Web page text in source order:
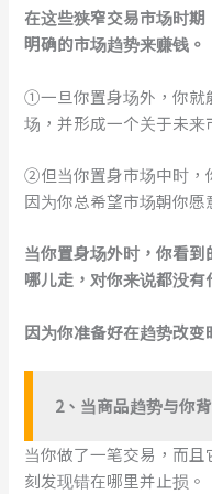
在这些狭窄交易市场时
明确的市场趋势来赚钱。
①一旦你置身场外，你就
场，并形成一个关于未来
②但当你置身市场中时，
因为你总希望市场朝你愿
当你置身场外时，你看
哪儿走，对你来说都没有
因为你准备好在趋势改变
2、当商品趋势与你
当你做了一笔交易，而
刻发现错在哪里并止损。